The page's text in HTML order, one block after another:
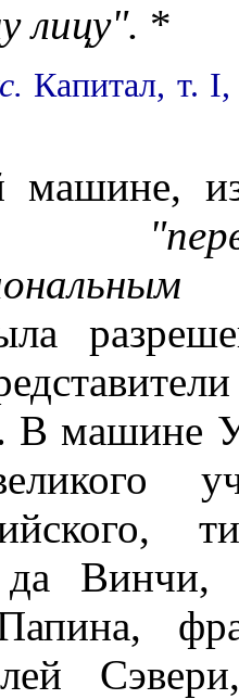
лицу". *
Капитал, т.
В машине
Винчи,